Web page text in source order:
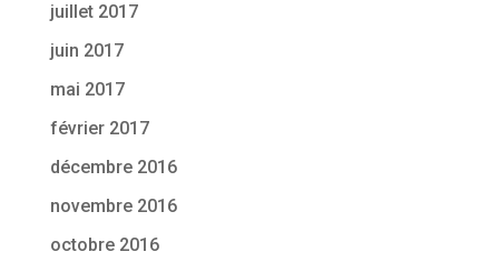
juillet 2017
juin 2017
mai 2017
février 2017
décembre 2016
novembre 2016
octobre 2016